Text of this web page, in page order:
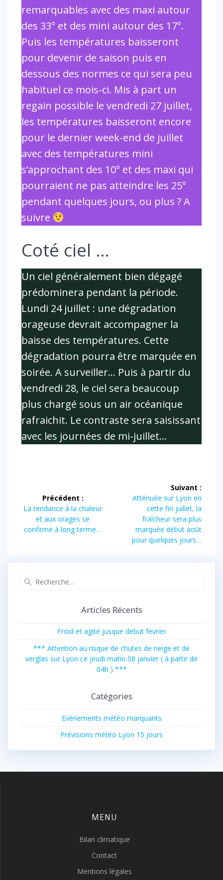
remarquables avec des maxi autour
des 33° et des mini autour des 17°.
Puis les températures baisseront
pour devenir de saison puis en
dessous des normes ce qui sera peu
habituel ce mois-ci. Mis à part un
regain possible le vendredi 27 juillet,
les températures baisseront encore
pour le dernier week-end de juillet
avec des températures mini
s’approchant des 10° et des maxi qui
pourraient ne pas atteindre les 25°
pendant quelques jours, ou plus ? A
suivre
Coté ciel …
Un ciel généralement bien dégagé
prédominera pendant la période.
Lundi 24 juillet : une dégradation
orageuse devrait accompagner la
baisse des températures. Cette
dégradation pourra être marquée en
soirée. A surveiller… Puis à partir du
vendredi 28, le ciel sera beaucoup
plus chargé sous un air océanique
rafraichit. Le contraste sera saisissant
avec les journées de mi-juillet…
de
l’article
Précédent :
Article
précédent :
La tendance à la chaleur
et aux orages se
confirme à long terme…
Suivant :
Article
suivant :
Atténuée sur Lyon en
cette fin juillet, la
fraîcheur sera plus
marquée début août
pour quelques jours…
Articles Récents
Froid et agité jusque debut fevrier
*** Attention au risque de chutes de neige et de
verglas sur Lyon ce jeudi matin 08 janvier ( à partir de
04h ) ***
Catégories
Evènements météo marquants
Prévisions météo Lyon 15 jours
MENU
Bilan climatique
Contact
Mentions légales